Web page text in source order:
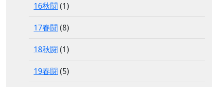
16秋闘 (1)
17春闘 (8)
18秋闘 (1)
19春闘 (5)